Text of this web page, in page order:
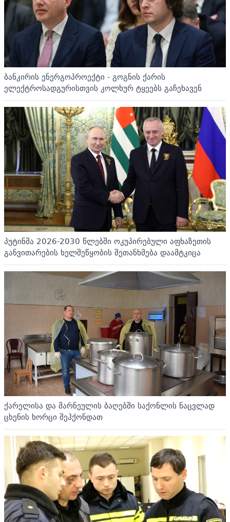
ბანკირის ენერგოპროექტი - გოგნის ქარის
ელექტროსადგურისთვის კოლხურ ტყეებს გაჩეხავენ
პუტინმა 2026-2030 წლებში ოკუპირებული აფხაზეთის
განვითარების ხელშეწყობის შეთანხმება დაამტკიცა
ქარელისა და მარნეულის ბაღებში საქონლის ნაცვლად
ცხენის ხორცი შეჰქონდათ